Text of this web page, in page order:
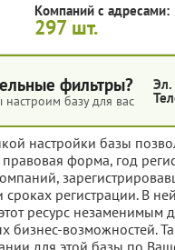
Компаний с адресами:
297 шт.
фильтры?
базу для вас
Эл.
настройки базы
форма, год
регистрации. В
ресурс незаменимым
бизнес-возможностей.